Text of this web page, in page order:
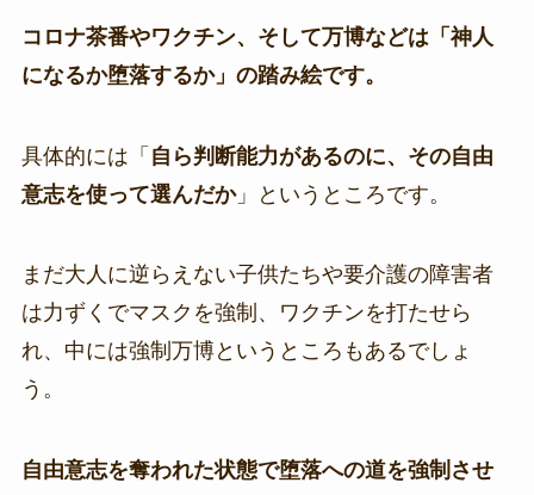
コロナ茶番やワクチン、そして万博などは「神人
になるか堕落するか」の踏み絵です。
具体的には「 自ら判断能力があるのに、その自由
意志を使って選んだか」というところです。
まだ大人に逆らえない子供たちや要介護の障害者
は力ずくでマスクを強制、ワクチンを打たせら
れ、中には強制万博というところもあるでしょ
う。
自由意志を奪われた状態で堕落への道を強制させ